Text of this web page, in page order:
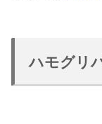
ハモグリ